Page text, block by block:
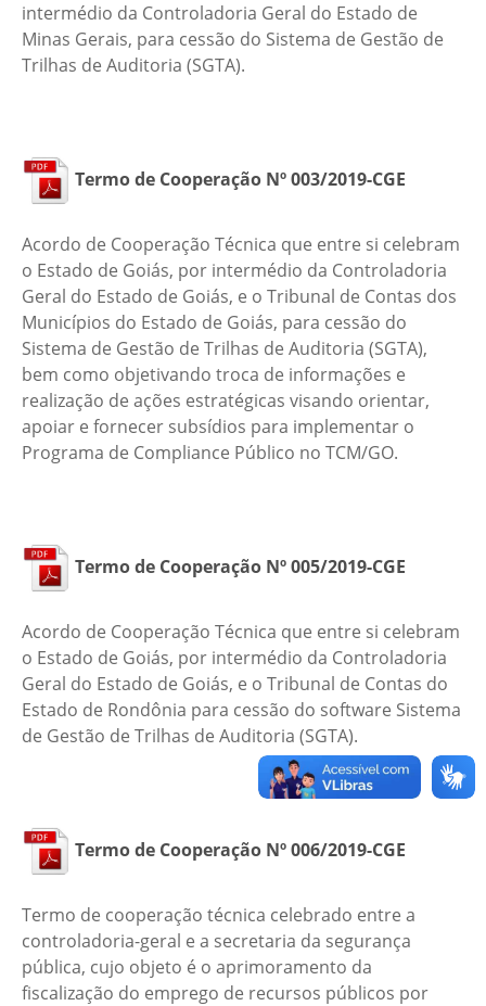
intermédio da Controladoria Geral do Estado de
Minas Gerais, para cessão do Sistema de Gestão de
Trilhas de Auditoria (SGTA).
Termo de Cooperação Nº 003/2019-CGE
Acordo de Cooperação Técnica que entre si celebram
o Estado de Goiás, por intermédio da Controladoria
Geral do Estado de Goiás, e o Tribunal de Contas dos
Municípios do Estado de Goiás, para cessão do
Sistema de Gestão de Trilhas de Auditoria (SGTA),
bem como objetivando troca de informações e
realização de ações estratégicas visando orientar,
apoiar e fornecer subsídios para implementar o
Programa de Compliance Público no TCM/GO.
Termo de Cooperação Nº 005/2019-CGE
Acordo de Cooperação Técnica que entre si celebram
o Estado de Goiás, por intermédio da Controladoria
Geral do Estado de Goiás, e o Tribunal de Contas do
Estado de Rondônia para cessão do software Sistema
de Gestão de Trilhas de Auditoria (SGTA).
Termo de Cooperação Nº 006/2019-CGE
Termo de cooperação técnica celebrado entre a
controladoria-geral e a secretaria da segurança
pública, cujo objeto é o aprimoramento da
fiscalização do emprego de recursos públicos por